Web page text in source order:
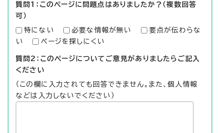
質問1：このページに問題点はありましたか？（複数回答
可）
特にない 必要な情報が無い
要点が伝わらな
い
ページを探しにくい
質問2：このページについてご意見がありましたらご記入
ください
（この欄に入力されても回答できません。また、個人情報
などは入力しないでください）